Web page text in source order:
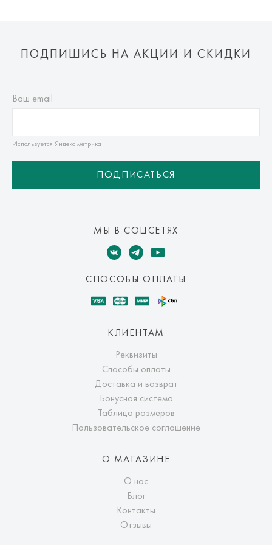
ПОДПИШИСЬ НА АКЦИИ И СКИДКИ
Ваш email
Используется Яндекс метрика
ПОДПИСАТЬСЯ
МЫ В СОЦСЕТЯХ
СПОСОБЫ ОПЛАТЫ
КЛИЕНТАМ
Реквизиты
Способы оплаты
Доставка и возврат
Бонусная система
Таблица размеров
Пользовательское соглашение
О МАГАЗИНЕ
О нас
Блог
Контакты
Отзывы